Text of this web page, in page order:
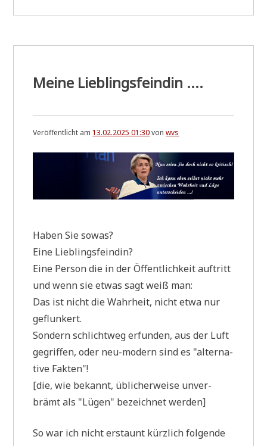
Schwarzen
ALT
Meine Lieblingsfeindin ....
Veröffentlicht am 13.02.2025 01:30vonwvs
Haben Sie sowas?
Eine Lieblingsfeindin?
Eine Per­son die in der Öffent­lich­keit auf­tritt
und wenn sie etwas sagt weiß man:
Das ist nicht die Wahr­heit, nicht etwa nur
geflunkert.
Son­dern schlicht­weg erfun­den, aus der Luft
gegrif­fen, oder neu-modern sind es "alter­na­
ti­ve Fakten"!
[die, wie bekannt, übli­cher­wei­se unver­
brämt als "Lügen" bezeich­net werden]
So war ich nicht erstaunt kürz­lich fol­gen­de